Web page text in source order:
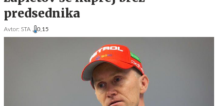
predsednika
Avtor: STA , 0,15